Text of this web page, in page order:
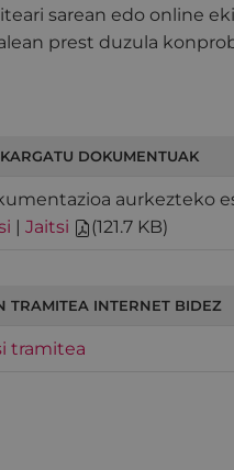
sarean edo online
prest duzula
DOKUMENTUAK
aurkezteko
| Jaitsi (121.7 KB)
TRAMITEA INTERNET BIDEZ
tramitea